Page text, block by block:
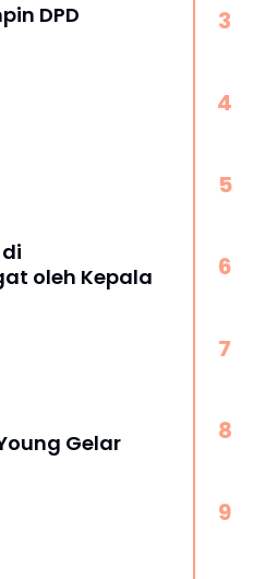
DPD
oleh Kepala
Gelar